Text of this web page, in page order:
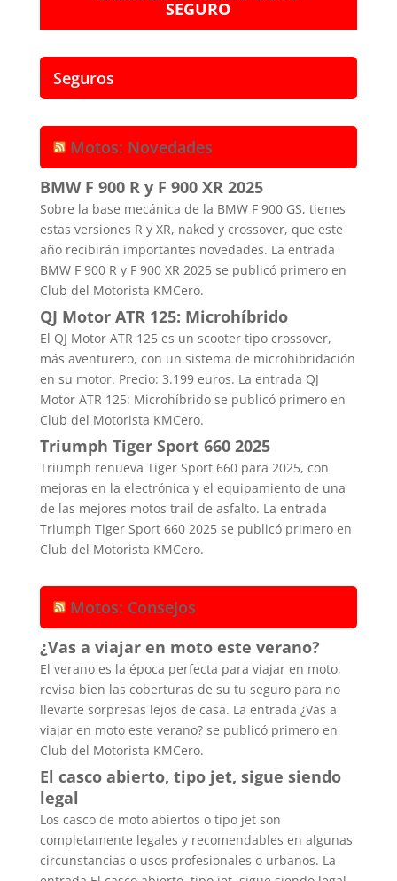
SEGURO
Seguros
Motos: Novedades
BMW F 900 R y F 900 XR 2025
Sobre la base mecánica de la BMW F 900 GS, tienes
estas versiones R y XR, naked y crossover, que este
año recibirán importantes novedades. La entrada
BMW F 900 R y F 900 XR 2025 se publicó primero en
Club del Motorista KMCero.
QJ Motor ATR 125: Microhíbrido
El QJ Motor ATR 125 es un scooter tipo crossover,
más aventurero, con un sistema de microhibridación
en su motor. Precio: 3.199 euros. La entrada QJ
Motor ATR 125: Microhíbrido se publicó primero en
Club del Motorista KMCero.
Triumph Tiger Sport 660 2025
Triumph renueva Tiger Sport 660 para 2025, con
mejoras en la electrónica y el equipamiento de una
de las mejores motos trail de asfalto. La entrada
Triumph Tiger Sport 660 2025 se publicó primero en
Club del Motorista KMCero.
Motos: Consejos
¿Vas a viajar en moto este verano?
El verano es la época perfecta para viajar en moto,
revisa bien las coberturas de su tu seguro para no
llevarte sorpresas lejos de casa. La entrada ¿Vas a
viajar en moto este verano? se publicó primero en
Club del Motorista KMCero.
El casco abierto, tipo jet, sigue siendo
legal
Los casco de moto abiertos o tipo jet son
completamente legales y recomendables en algunas
circunstancias o usos profesionales o urbanos. La